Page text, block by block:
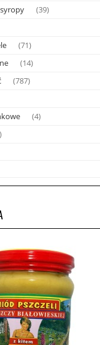
(39)
(71)
(14)
(787)
(4)